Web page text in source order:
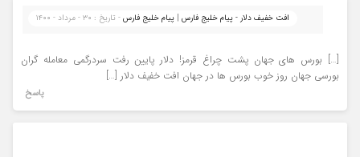
افت خفیف دلار - پیام خلیج فارس | پیام خلیج فارس - تاریخ : ۳۰ - مرداد - ۱۴۰۰
[…] بورس های جهان پشت چراغ قرمز! دلار پایین رفت سردرگمی معامله گران
بورسی جهان روز خوب بورس ها در جهان افت خفیف دلار […]
پاسخ